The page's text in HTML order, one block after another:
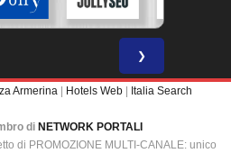
❯
Armerina Hotels Web Italia Search
di NETWORK PORTALI
di PROMOZIONE MULTI-CANALE: unico